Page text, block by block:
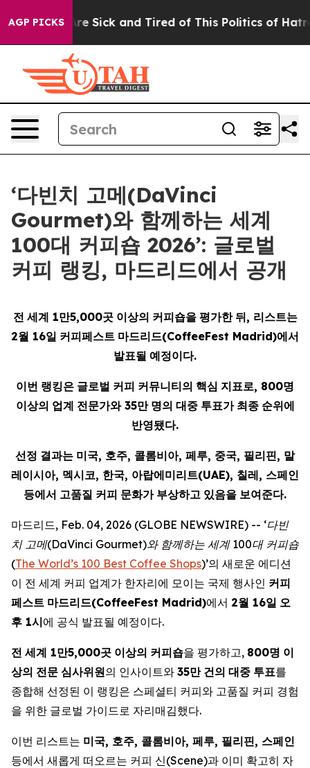
AGP PICKSAre Sick and Tired of This Politics of Hatred”
‘다빈치 고메(DaVinci
Gourmet)와 함께하는 세계
100대 커피숍 2026’: 글로벌
커피 랭킹, 마드리드에서 공개
전 세계 1만5,000곳 이상의 커피숍을 평가한 뒤, 리스트는
2월 16일 커피페스트 마드리드(CoffeeFest Madrid)에서
발표될 예정이다.
이번 랭킹은 글로벌 커피 커뮤니티의 핵심 지표로, 800명
이상의 업계 전문가와35만 명의 대중 투표가 최종 순위에
반영됐다.
선정 결과는 미국, 호주, 콜롬비아, 페루, 중국, 필리핀, 말
레이시아, 멕시코, 한국, 아랍에미리트(UAE), 칠레, 스페인
등에서 고품질 커피 문화가 부상하고 있음을 보여준다.
마드리드, Feb. 04, 2026 (GLOBE NEWSWIRE) -- ‘다빈
치 고메(DaVinci Gourmet)와 함께하는 세계100대 커피숍
(The World’s 100 Best Coffee Shops)’의 새로운 에디션
이 전 세계 커피 업계가 한자리에 모이는 국제 행사인 커피
페스트 마드리드(CoffeeFest Madrid)에서 2월 16일 오
후 1시에 공식 발표될 예정이다.
전 세계 1만5,000곳 이상의 커피숍을 평가하고, 800명 이
상의 전문 심사위원의 인사이트와 35만 건의 대중 투표를
종합해 선정된 이 랭킹은 스페셜티 커피와 고품질 커피 경험
을 위한 글로벌 가이드로 자리매김했다.
이번 리스트는 미국, 호주, 콜롬비아, 페루, 필리핀, 스페인
등에서 새롭게 떠오르는 커피 신(Scene)과 이미 확고히 자